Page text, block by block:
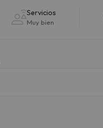
Servicios
Muy bien